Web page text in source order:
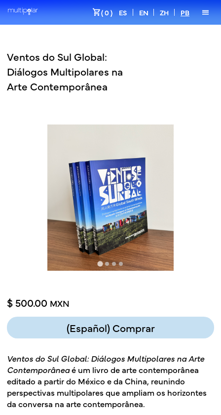
shopping_cart( 0 ) ES EN ZH PB menu
Ventos do Sul Global:
Diálogos Multipolares na
Arte Contemporânea
$ 500.00 MXN
(Español) Comprar
Ventos do Sul Global: Diálogos Multipolares na Arte
Contemporâneaé um livro de arte contemporânea
editado a partir do México e da China, reunindo
perspectivas multipolares que ampliam os horizontes
da conversa na arte contemporânea.